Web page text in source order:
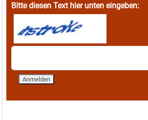
Bitte diesen Text hier unten eingeben: